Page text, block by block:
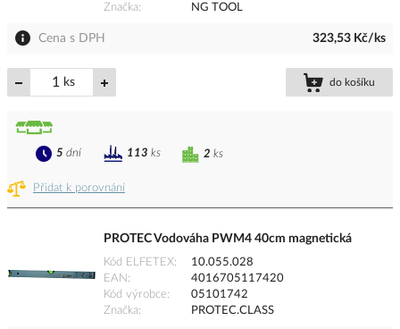
Značka
NG TOOL
Cena s DPH 323,53 Kč/ks
ks do košíku
Přidat k porovnání
2 ks
5 dní 113 ks
PROTEC Vodováha PWM4 40cm magnetická
Kód ELFETEX
10.055.028
EAN
4016705117420
Kód výrobce
05101742
Značka
PROTEC.CLASS